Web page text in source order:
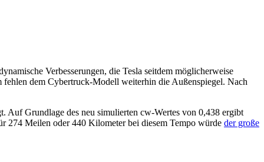
Verbesserungen, die Tesla seitdem möglicherweise
dem Cybertruck-Modell weiterhin die Außenspiegel. Nach
Auf Grundlage des neu simulierten cw-Wertes von 0,438 ergibt
274 Meilen oder 440 Kilometer bei diesem Tempo würde der große